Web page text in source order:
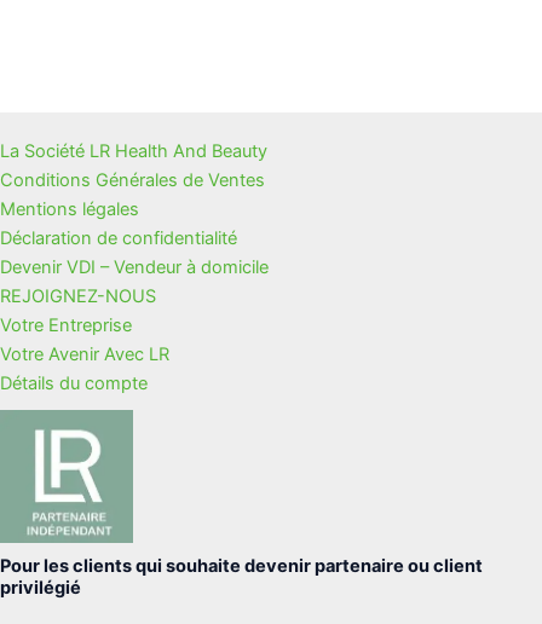
La Société LR Health And Beauty
Conditions Générales de Ventes
Mentions légales
Déclaration de confidentialité
Devenir VDI – Vendeur à domicile
REJOIGNEZ-NOUS
Votre Entreprise
Votre Avenir Avec LR
Détails du compte
Pour les clients qui souhaite devenir partenaire ou client
privilégié